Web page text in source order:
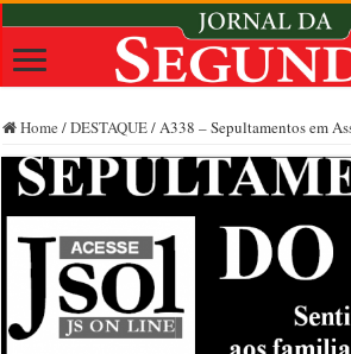
Home /DESTAQUE/A338 – Sepultamentos em